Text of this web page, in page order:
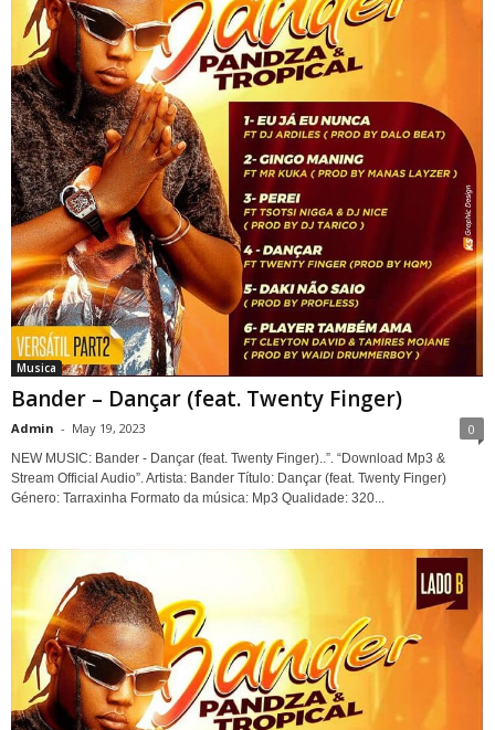
Musica
Bander – Dançar (feat. Twenty Finger)
Admin - May 19, 2023 0
NEW MUSIC: Bander - Dançar (feat. Twenty Finger)..”. “Download Mp3 &
Stream Official Audio”. Artista: Bander Título: Dançar (feat. Twenty Finger)
Género: Tarraxinha Formato da música: Mp3 Qualidade: 320...